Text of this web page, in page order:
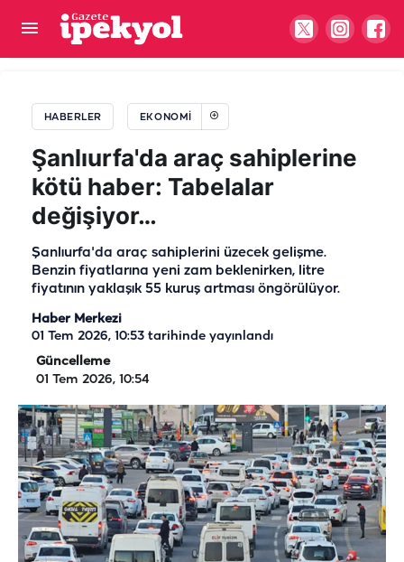
HABERLER EKONOMI
Şanlıurfa'da araç sahiplerine
kötü haber: Tabelalar
değişiyor…
Şanlıurfa'da araç sahiplerini üzecek gelişme.
Benzin fiyatlarına yeni zam beklenirken, litre
fiyatının yaklaşık 55 kuruş artması öngörülüyor.
Haber Merkezi
01 Tem 2026, 10:53 tarihinde yayınlandı
Güncelleme
01 Tem 2026, 10:54
Şanlıurfalılar IBAN’ları kontrol edin! Hesaplara